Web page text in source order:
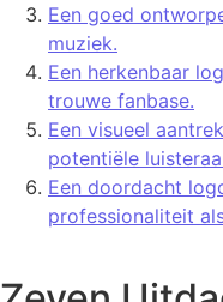
Een goed
muziek.
Een herkenbaar
trouwe fanbase.
Een visueel
potentiële
Een doordacht
professionaliteit